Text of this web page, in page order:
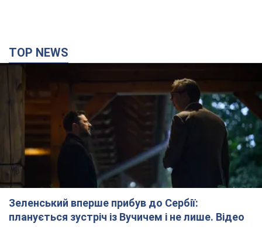
Зеленський вперше прибув до Сербії:
планується зустріч із Вучичем і не лише. Відео
Це перший візит глави держави до Бєлграда
3 години тому 77,2 т.
"Верніть Федорова": у містах України 23-й день
поспіль тривають масові мітинги з
картонками. Фото і відео
Учасники акцій продовжують серію щоденних протестів